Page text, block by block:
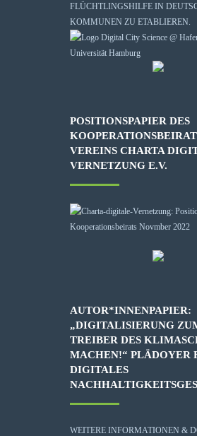
FLÜCHTLINGSHILFE IN
KOMMUNEN ZU ETABLIEREN.
POSITIONSPAPIER DES
VEREINS CHARTA
VERNETZUNG E.V.
AUTOR*INNENPAPIER:
„DIGITALISIERUNG
TREIBER DES
MACHEN!“ PLÄDOYER
DIGITALES
WEITERE INFORMATIONEN &